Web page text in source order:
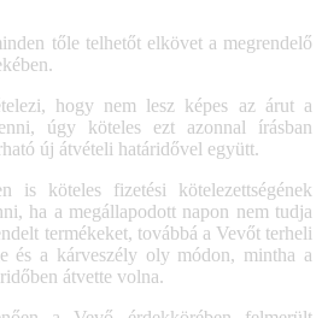
tőle telhetőt elkövet a megrendelő
hogy nem lesz képes az árut a
úgy köteles ezt azonnal írásban
új átvételi határidővel együtt.
is köteles fizetési kötelezettségének
ha a megállapodott napon nem tudja
termékeket, továbbá a Vevőt terheli
és a kárveszély oly módon, mintha a
átvette volna.